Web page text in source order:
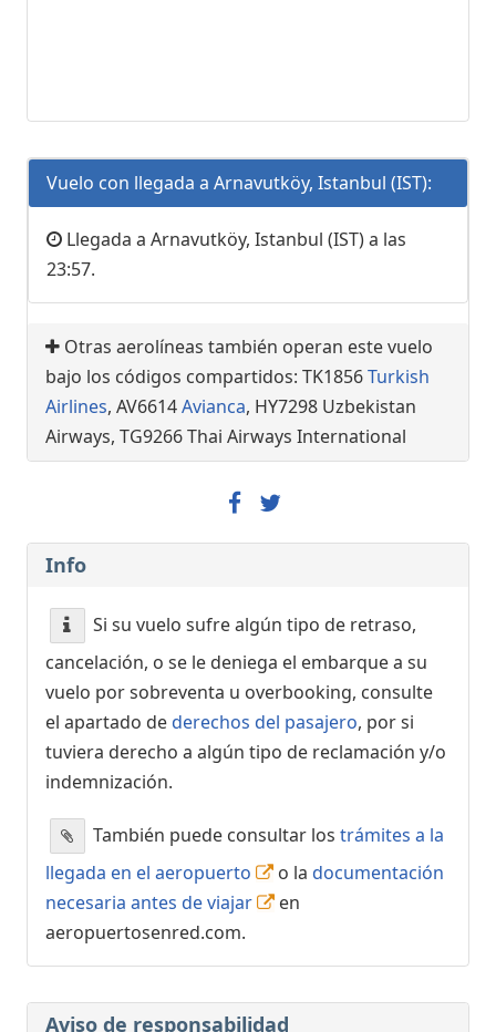
Vuelo con llegada a Arnavutköy, Istanbul (IST):
Llegada a Arnavutköy, Istanbul (IST) a las
23:57.
Otras aerolíneas también operan este vuelo
bajo los códigos compartidos: TK1856Turkish
Airlines, AV6614Avianca, HY7298 Uzbekistan
Airways, TG9266 Thai Airways International
Info
Si su vuelo sufre algún tipo de retraso,
cancelación, o se le deniega el embarque a su
vuelo por sobreventa u overbooking, consulte
el apartado dederechos del pasajero, por si
tuviera derecho a algún tipo de reclamación y/o
indemnización.
También puede consultar los trámites a la
llegada en el aeropuerto
o la documentación
necesaria antes de viajar
en
aeropuertosenred.com.
Aviso de responsabilidad